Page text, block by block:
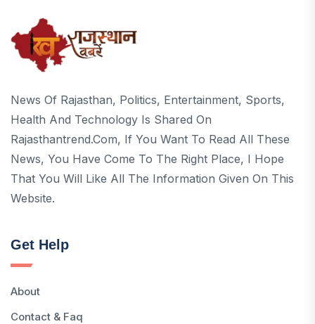
News Of Rajasthan, Politics, Entertainment, Sports,
Health And Technology Is Shared On
Rajasthantrend.com, If You Want To Read All These
News, You Have Come To The Right Place, I Hope
That You Will Like All The Information Given On This
Website.
Get Help
About
Contact & Faq